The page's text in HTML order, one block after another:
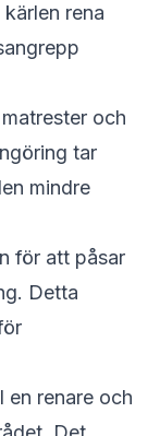
rena
och
tar
mindre
för att påsar
Detta
en renare och